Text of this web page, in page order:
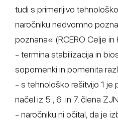
tudi s primerljivo
naročniku nedvomno
poznana« (RCERO Celje in
- termina stabilizacija in
sopomenki in pomenita
- s tehnološko rešitvijo 1 je
načel iz 5., 6. in 7. člena
- naročniku ni očital, da je